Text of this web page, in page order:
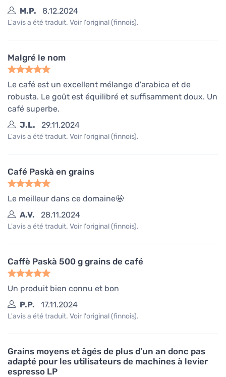
M.P.
8.12.2024
L'avis a été traduit. Voir l'original (finnois).
Malgré le nom
Le café est un excellent mélange d'arabica et de
robusta. Le goût est équilibré et suffisamment doux. Un
café superbe.
J.L.
29.11.2024
L'avis a été traduit. Voir l'original (finnois).
Café Paskà en grains
Le meilleur dans ce domaine🤩
A.V.
28.11.2024
L'avis a été traduit. Voir l'original (finnois).
Caffè Paskà 500 g grains de café
Un produit bien connu et bon
P.P.
17.11.2024
L'avis a été traduit. Voir l'original (finnois).
Grains moyens et âgés de plus d'un an donc pas
adapté pour les utilisateurs de machines à levier
espresso LP